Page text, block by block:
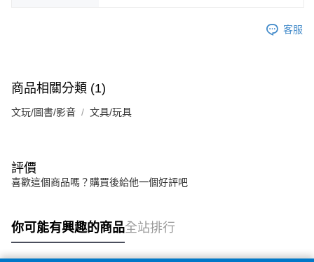
客服
商品相關分類 (1)
文玩/圖書/影音 文具/玩具
評價
喜歡這個商品嗎？購買後給他一個好評吧
你可能有興趣的商品全站排行